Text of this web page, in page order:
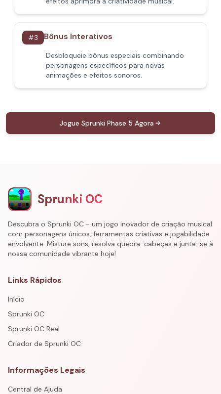
#3 Bônus Interativos
Desbloqueie bônus especiais combinando
personagens específicos para novas
animações e efeitos sonoros.
Jogue Sprunki Phase 5 Agora
Sprunki OC
Descubra o Sprunki OC - um jogo inovador de criação musical
com personagens únicos, ferramentas criativas e jogabilidade
envolvente. Misture sons, resolva quebra-cabeças e junte-se à
nossa comunidade vibrante hoje!
Links Rápidos
Início
Sprunki OC
Sprunki OC Real
Criador de Sprunki OC
Informações Legais
Central de Ajuda